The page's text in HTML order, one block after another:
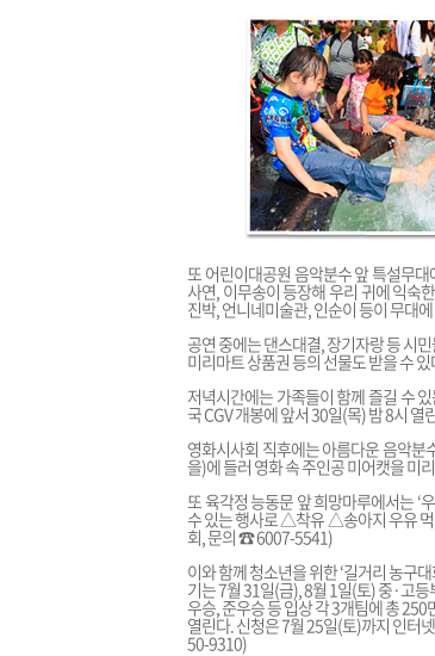
또 어린이대공원 음악분수 앞 특설무
사연, 이무송이 등장해 우리 귀에 익숙
진박, 언니네미술관, 인순이 등이 무대
공연 중에는 댄스대결, 장기자랑 등 시
미리마트 상품권 등의 선물도 받을 수 있
저녁시간에는 가족들이 함께 즐길 수
국 CGV 개봉에 앞서 30일(목) 밤 8시 열
영화시사회 직후에는 아름다운 음악분
을)에 들러 영화 속 주인공 미어캣을 미
또 육각정 능동문 앞 희망마루에서는 ‘
수 있는 행사로 △착유 △송아지 우유
회, 문의 ☎ 6007-5541)
이와 함께 청소년을 위한 ‘길거리 농구
기는 7월 31일(금), 8월 1일(토) 중·고
우승, 준우승 등 입상 각 3개팀에 총
열린다. 신청은 7월 25일(토)까지 인터
50-9310)